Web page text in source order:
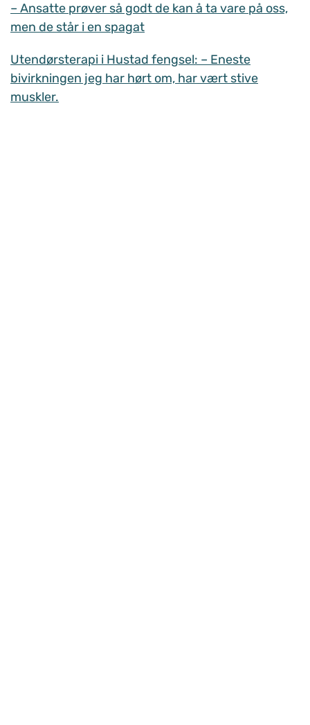
– Ansatte prøver så godt de kan å ta vare på oss,
men de står i en spagat
Utendørsterapi i Hustad fengsel: – Eneste
bivirkningen jeg har hørt om, har vært stive
muskler.